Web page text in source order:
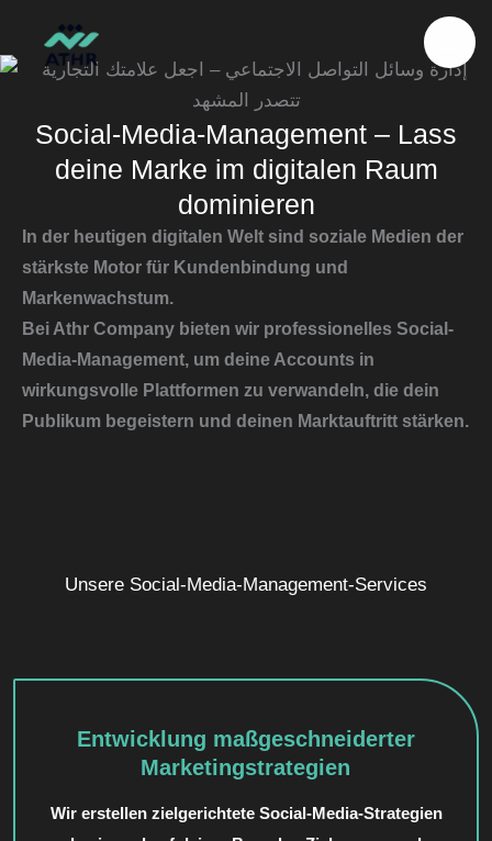
springen
Social-Media-Management – Lass
deine Marke im digitalen Raum
dominieren
In der heutigen digitalen Welt sind soziale Medien der
stärkste Motor für Kundenbindung und
Markenwachstum.
Bei Athr Company bieten wir professionelles Social-
Media-Management, um deine Accounts in
wirkungsvolle Plattformen zu verwandeln, die dein
Publikum begeistern und deinen Marktauftritt stärken.
Unsere Social-Media-Management-Services
Entwicklung maßgeschneiderter
Marketingstrategien
Wir erstellen zielgerichtete Social-Media-Strategien